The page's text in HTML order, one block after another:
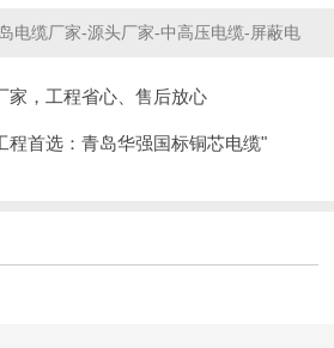
电缆厂家-源头厂家-中高压电缆-屏蔽电
家，工程省心、售后放心
程首选：青岛华强国标铜芯电缆"